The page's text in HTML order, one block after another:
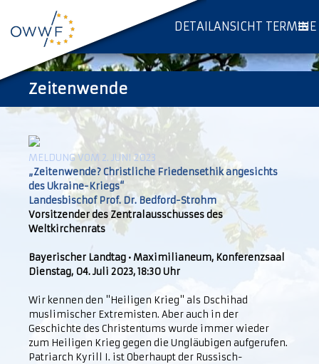
DETAILANSICHT TERMINE
Zeitenwende
MELDUNG VOM 2. JUNI 2023
„Zeitenwende? Christliche Friedensethik angesichts
des Ukraine-Kriegs“
Landesbischof Prof. Dr. Bedford-Strohm
Vorsitzender des Zentralausschusses des
Weltkirchenrats
Bayerischer Landtag • Maximilianeum, Konferenzsaal
Dienstag, 04. Juli 2023, 18:30 Uhr
Wir kennen den "Heiligen Krieg" als Dschihad
muslimischer Extremisten. Aber auch in der
Geschichte des Christentums wurde immer wieder
zum Heiligen Krieg gegen die Ungläubigen aufgerufen.
Patriarch Kyrill I. ist Oberhaupt der Russisch-